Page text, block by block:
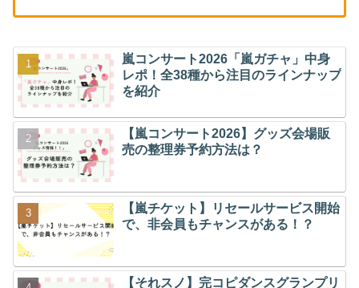
嵐コンサート2026「嵐ガチャ」中身
レポ！全38種から注目のラインナップ
を紹介
【嵐コンサート2026】グッズ会場販
売の整理券予約方法は？
【嵐チケット】リセールサービス開始
で、非会員もチャンスがある！？
【それスノ】完コピダンスグランプリ